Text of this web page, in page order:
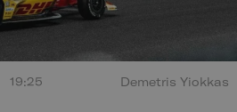
από
100
19:25 Demetris Yiokkas